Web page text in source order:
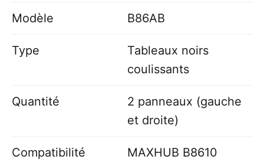
Modèle B86AB
Type
Tableaux noirs
coulissants
Quantité
2 panneaux (gauche
et droite)
Compatibilité
MAXHUB B8610